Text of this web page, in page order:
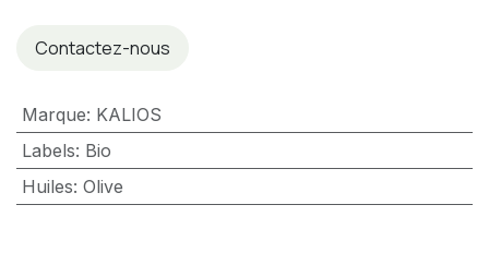
Contactez-nous
Marque: KALIOS
Labels: Bio
Huiles: Olive